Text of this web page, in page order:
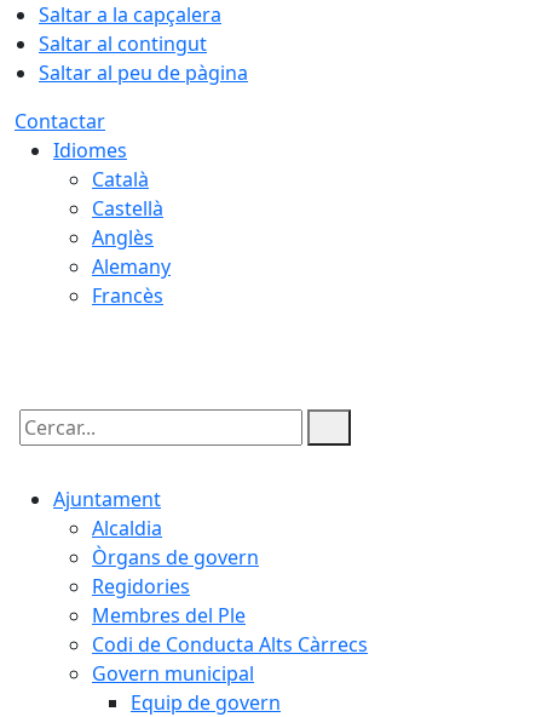
Saltar a la capçalera
Saltar al contingut
Saltar al peu de pàgina
Contactar
Idiomes
Català
Castellà
Anglès
Alemany
Francès
Cercar:
Ajuntament
Alcaldia
Òrgans de govern
Regidories
Membres del Ple
Codi de Conducta Alts Càrrecs
Govern municipal
Equip de govern